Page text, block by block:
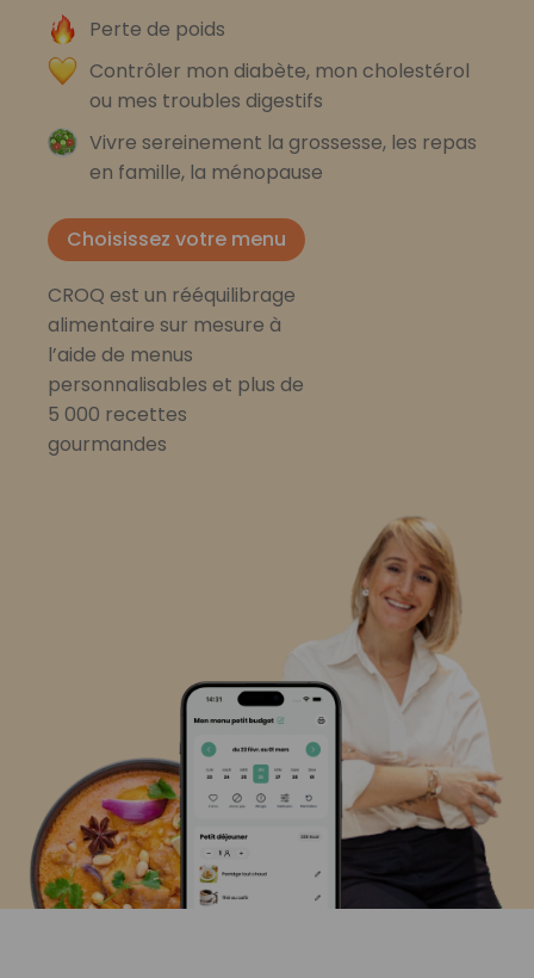
Perte de poids
Contrôler mon diabète, mon cholestérol
ou mes troubles digestifs
Vivre sereinement la grossesse, les repas
en famille, la ménopause
Choisissez votre menu
CROQ est un rééquilibrage
alimentaire sur mesure à
l’aide de menus
personnalisables et plus de
5 000 recettes
gourmandes